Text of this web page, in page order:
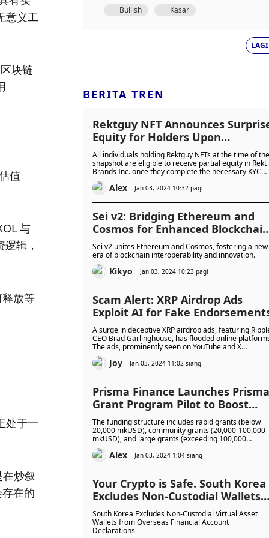
意义工
块链
值
与
辑，
放等
处于一
炒叙
在的
Bullish Kasar
LAGI
BERITA TREN
Rektguy NFT Announces
Equity for Holders Upon
Successful KYC
All individuals holding Rektguy NFTs at the time of the
snapshot are eligible to receive partial equity in Rekt
Brands Inc. once they complete the necessary KYC
procedures.
Alex Jan 03, 2024 10:32 pagi
Sei v2: Bridging Ethereum and
Cosmos for Enhanced Blockchain
Unity
Sei v2 unites Ethereum and Cosmos, fostering a new
era of blockchain interoperability and innovation.
Kikyo Jan 03, 2024 10:23 pagi
Scam Alert: XRP Airdrop Ads
Exploit AI for Fake
A surge in deceptive XRP airdrop ads, featuring
CEO Brad Garlinghouse, has flooded online
The ads, prominently seen on YouTube and X
(formerly Twitter), employ sophisticated artificial
intelligence to fabricate Garlinghouse's
Despite YouTube's safeguards, these scams persist,
gaining traction on X.
Joy Jan 03, 2024 11:02 siang
Prisma Finance Launches Prisma
Grant Program Pilot to Boost
Ecosystem Development
The funding structure includes rapid grants (below
20,000 mkUSD), community grants (20,000-100,000
mkUSD), and large grants (exceeding 100,000
mkUSD).
Alex Jan 03, 2024 1:04 siang
Your Crypto is Safe. South Korea
Excludes Non-Custodial Wallets
from Financial Declarations
South Korea Excludes Non-Custodial Virtual Asset
Wallets from Overseas Financial Account
Declarations